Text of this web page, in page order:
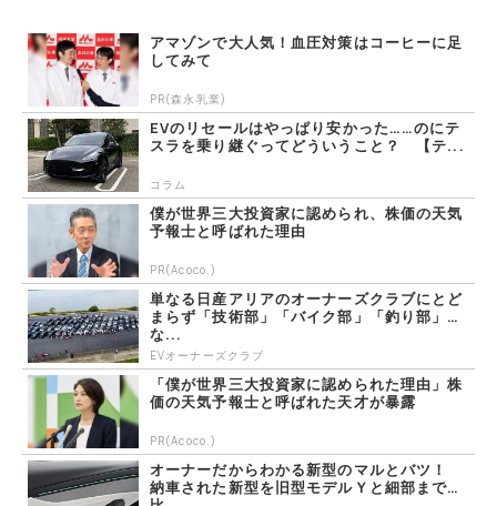
アマゾンで大人気！血圧対策はコーヒーに足
してみて
PR(森永乳業)
EVのリセールはやっぱり安かった……のにテ
スラを乗り継ぐってどういうこと？ 【テ...
コラム
僕が世界三大投資家に認められ、株価の天気
予報士と呼ばれた理由
PR(Acoco.)
単なる日産アリアのオーナーズクラブにとど
まらず「技術部」「バイク部」「釣り部」
な...
EVオーナーズクラブ
「僕が世界三大投資家に認められた理由」株
価の天気予報士と呼ばれた天才が暴露
PR(Acoco.)
オーナーだからわかる新型のマルとバツ！
納車された新型を旧型モデルＹと細部まで